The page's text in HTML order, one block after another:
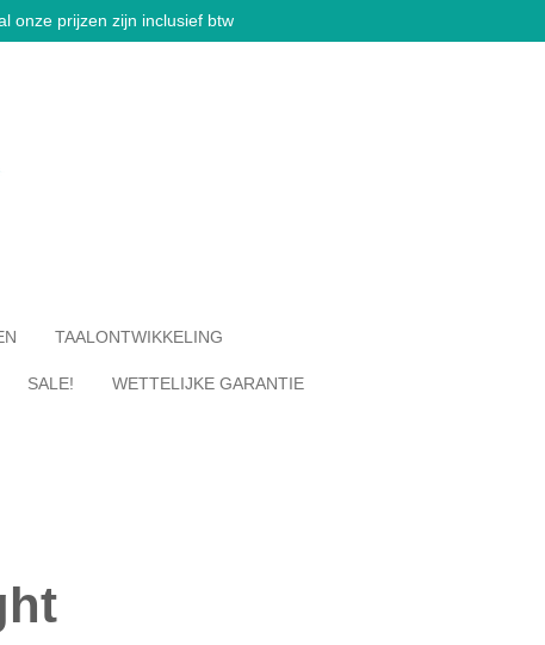
onze prijzen zijn inclusief btw
TAALONTWIKKELING
SALE! WETTELIJKE GARANTIE